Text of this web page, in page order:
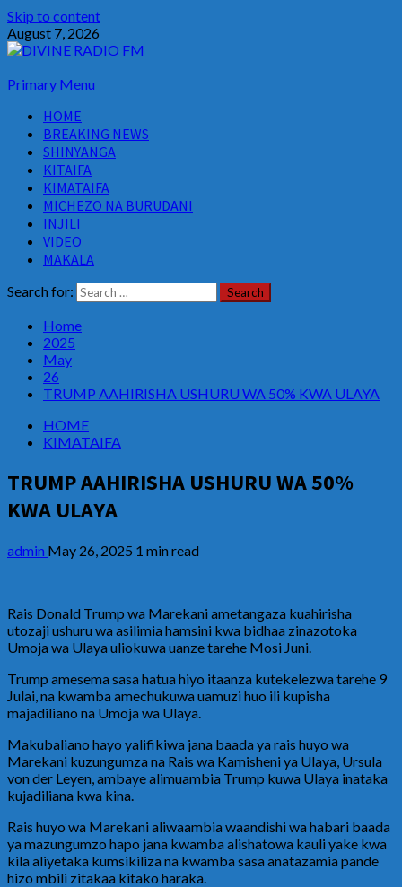
Skip to content
August 7, 2026
Primary Menu
HOME
BREAKING NEWS
SHINYANGA
KITAIFA
KIMATAIFA
MICHEZO NA BURUDANI
INJILI
VIDEO
MAKALA
Search for:
Home
2025
May
26
TRUMP AAHIRISHA USHURU WA 50% KWA ULAYA
HOME
KIMATAIFA
TRUMP AAHIRISHA USHURU WA 50%
KWA ULAYA
admin May 26, 2025 1 min read
Rais Donald Trump wa Marekani ametangaza kuahirisha
utozaji ushuru wa asilimia hamsini kwa bidhaa zinazotoka
Umoja wa Ulaya uliokuwa uanze tarehe Mosi Juni.
Trump amesema sasa hatua hiyo itaanza kutekelezwa tarehe 9
Julai, na kwamba amechukuwa uamuzi huo ili kupisha
majadiliano na Umoja wa Ulaya.
Makubaliano hayo yalifikiwa jana baada ya rais huyo wa
Marekani kuzungumza na Rais wa Kamisheni ya Ulaya, Ursula
von der Leyen, ambaye alimuambia Trump kuwa Ulaya inataka
kujadiliana kwa kina.
Rais huyo wa Marekani aliwaambia waandishi wa habari baada
ya mazungumzo hapo jana kwamba alishatowa kauli yake kwa
kila aliyetaka kumsikiliza na kwamba sasa anatazamia pande
hizo mbili zitakaa kitako haraka.